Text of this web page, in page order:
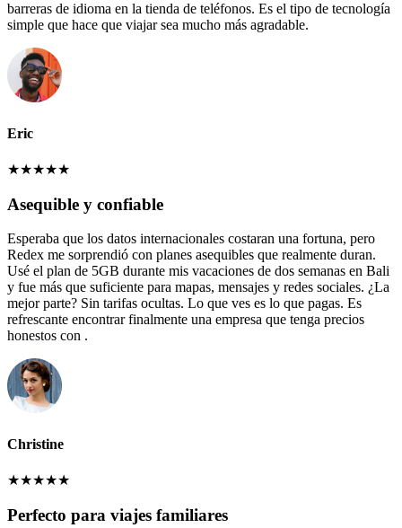
barreras de idioma en la tienda de teléfonos. Es el tipo de tecnología
simple que hace que viajar sea mucho más agradable.
Eric
★★★★★
Asequible y confiable
Esperaba que los datos internacionales costaran una fortuna, pero
Redex me sorprendió con planes asequibles que realmente duran.
Usé el plan de 5GB durante mis vacaciones de dos semanas en Bali
y fue más que suficiente para mapas, mensajes y redes sociales. ¿La
mejor parte? Sin tarifas ocultas. Lo que ves es lo que pagas. Es
refrescante encontrar finalmente una empresa que tenga precios
honestos con .
Christine
★★★★★
Perfecto para viajes familiares